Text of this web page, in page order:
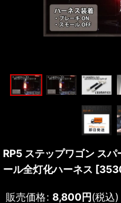
RP5 ステップワゴン ス
ール全灯化ハーネス [
販売価格: 8,800円(税込)